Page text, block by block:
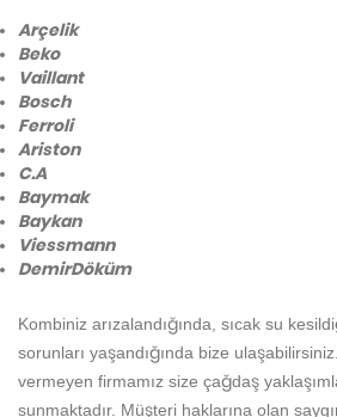
Arçelik
Beko
Vaillant
Bosch
Ferroli
Ariston
C.A
Baymak
Baykan
Viessmann
DemirDöküm
Kombiniz arızalandığında, sıcak su
sorunları yaşandığında bize
vermeyen firmamız size çağdaş
sunmaktadır. Müşteri haklarına olan